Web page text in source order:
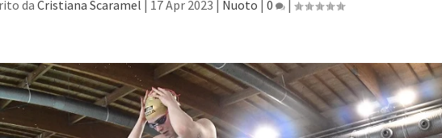
da Cristiana Scaramel | 17 Apr 2023 | Nuoto | 0 |